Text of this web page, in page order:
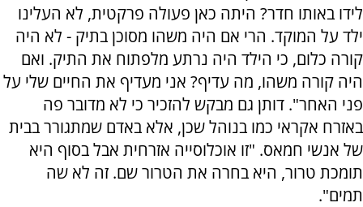
לידו באותו חדר? היתה כאן פעולה פרקטית, לא העלינו
ילד על המוקד. הרי אם היה משהו מסוכן בתיק - לא היה
קורה כלום, כי הילד היה נרתע מלפתוח את התיק. ואם
היה קורה משהו, מה עדיף? אני מעדיף את החיים שלי על
פני האחר". דותן גם מבקש להזכיר כי לא מדובר פה
באזרח אקראי כמו בנוהל שכן, אלא באדם שמתגורר בבית
של אנשי חמאס. "זו אוכלוסייה אזרחית אבל בסוף היא
תומכת טרור, היא בחרה את הטרור שם. זה לא שה
תמים".